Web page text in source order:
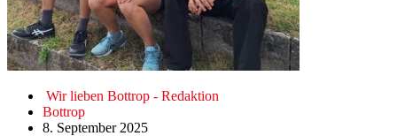
Wir lieben Bottrop - Redaktion
Bottrop
8. September 2025